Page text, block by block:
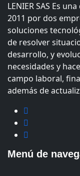
LENIER SAS Es
2011 por dos
soluciones
de resolver
desarrollo, y
necesidades y
campo laboral,
además de
Menú de